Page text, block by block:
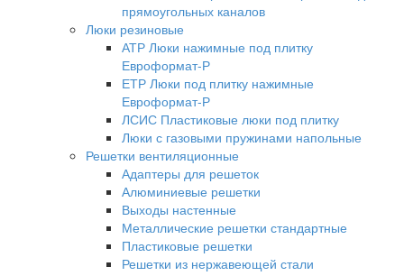
прямоугольных каналов
Люки резиновые
АТР Люки нажимные под плитку
Евроформат-Р
ЕТР Люки под плитку нажимные
Евроформат-Р
ЛСИС Пластиковые люки под плитку
Люки с газовыми пружинами напольные
Решетки вентиляционные
Адаптеры для решеток
Алюминиевые решетки
Выходы настенные
Металлические решетки стандартные
Пластиковые решетки
Решетки из нержавеющей стали